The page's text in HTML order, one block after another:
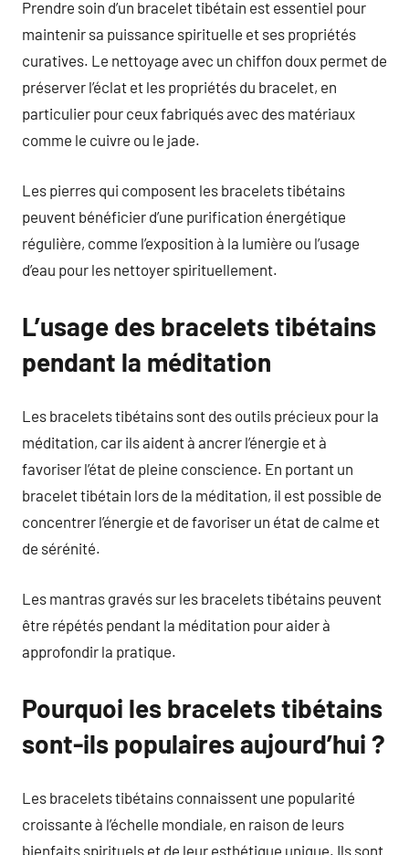
Prendre soin d’un bracelet tibétain est essentiel pour
maintenir sa puissance spirituelle et ses propriétés
curatives. Le nettoyage avec un chiffon doux permet de
préserver l’éclat et les propriétés du bracelet, en
particulier pour ceux fabriqués avec des matériaux
comme le cuivre ou le jade.
Les pierres qui composent les bracelets tibétains
peuvent bénéficier d’une purification énergétique
régulière, comme l’exposition à la lumière ou l’usage
d’eau pour les nettoyer spirituellement.
L’usage des bracelets tibétains
pendant la méditation
Les bracelets tibétains sont des outils précieux pour la
méditation, car ils aident à ancrer l’énergie et à
favoriser l’état de pleine conscience. En portant un
bracelet tibétain lors de la méditation, il est possible de
concentrer l’énergie et de favoriser un état de calme et
de sérénité.
Les mantras gravés sur les bracelets tibétains peuvent
être répétés pendant la méditation pour aider à
approfondir la pratique.
Pourquoi les bracelets tibétains
sont-ils populaires aujourd’hui ?
Les bracelets tibétains connaissent une popularité
croissante à l’échelle mondiale, en raison de leurs
bienfaits spirituels et de leur esthétique unique. Ils sont